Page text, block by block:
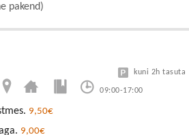
pakend)
09:00-17:00
kuni 2h tasuta
9,50€
9,00€